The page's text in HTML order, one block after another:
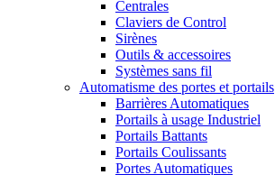
Centrales
Claviers de Control
Sirènes
Outils & accessoires
Systèmes sans fil
Automatisme des portes et portails
Barrières Automatiques
Portails à usage Industriel
Portails Battants
Portails Coulissants
Portes Automatiques